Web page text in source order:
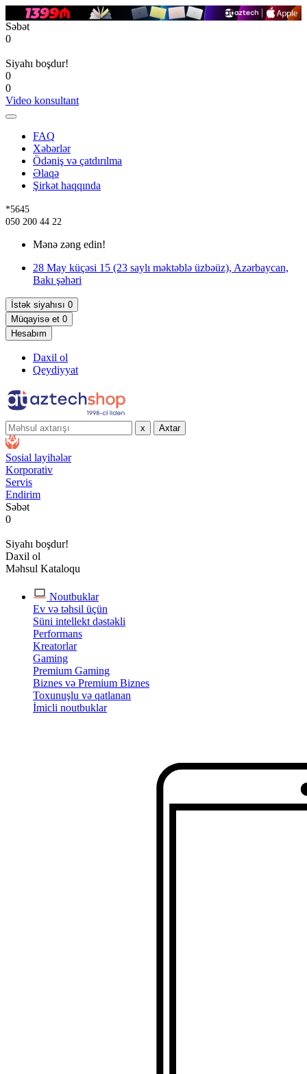
Səbət
0
Siyahı boşdur!
0
0
Video konsultant
FAQ
Xəbərlər
Ödəniş və çatdırılma
Əlaqə
Şirkət haqqında
*5645
050 200 44 22
Mənə zəng edin!
28 May küçəsi 15 (23 saylı məktəblə üzbəüz), Azərbaycan,
Bakı şəhəri
İstək siyahısı 0
Müqayisə et 0
Hesabım
Daxil ol
Qeydiyyat
x Axtar
Sosial layihələr
Korporativ
Servis
Endirim
Səbət
0
Siyahı boşdur!
Daxil ol
Məhsul Kataloqu
Noutbuklar
Ev və təhsil üçün
Süni intellekt dəstəkli
Performans
Kreatorlar
Gaming
Premium Gaming
Biznes və Premium Biznes
Toxunuşlu və qatlanan
İmicli noutbuklar